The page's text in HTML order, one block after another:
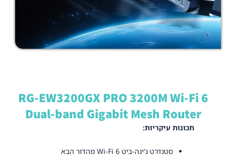
RG-EW3200GX PRO 3200M Wi-Fi 6
Dual-band Gigabit Mesh Router
תכונות עיקריות:
סטנדרט ג'יגה-ביט Wi-Fi 6 מהדור הבא